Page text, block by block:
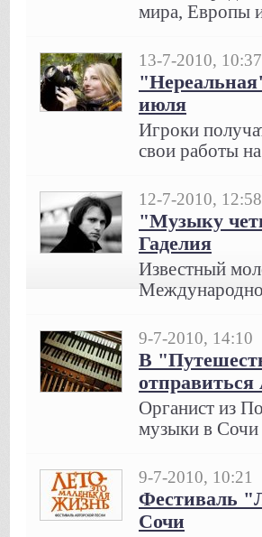
мира, Европы
13-7-2010, 10:37
июля
Игроки
свои работы
12-7-2010, 12:58
"Музыку
Гаделия
Известный
9-7-2010, 14:10
В
Органист из
музыки в Сочи
9-7-2010, 10:21
Фестиваль
Сочи